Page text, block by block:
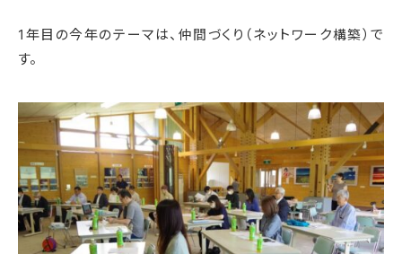
1年目の今年のテーマは、仲間づくり（ネットワーク構築）で
す。